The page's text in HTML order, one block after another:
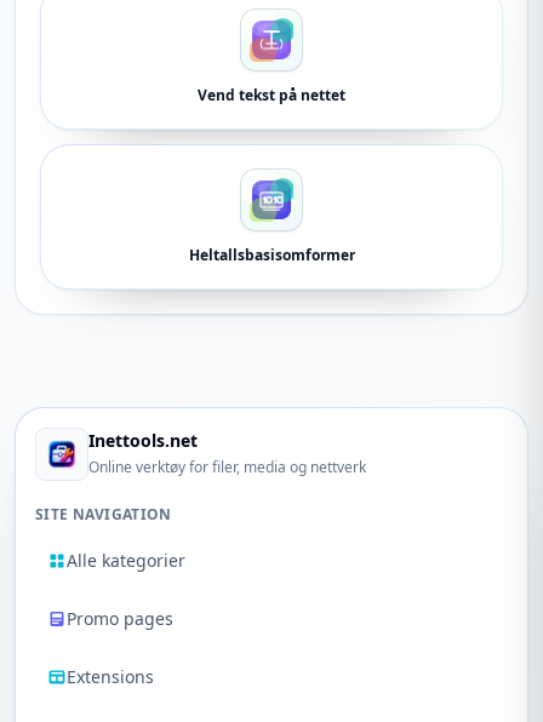
Vend tekst på nettet
Heltallsbasisomformer
Inettools.net
Online verktøy for filer, media og nettverk
SITE NAVIGATION
Alle kategorier
Promo pages
Extensions